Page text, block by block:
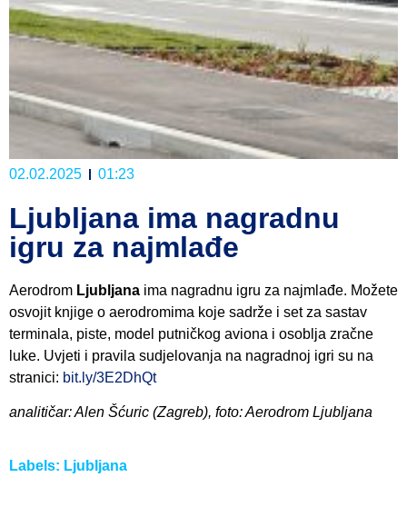
02.02.2025 01:23
Ljubljana ima nagradnu
igru za najmlađe
Aerodrom Ljubljana ima nagradnu igru za najmlađe. Možete
osvojit knjige o aerodromima koje sadrže i set za sastav
terminala, piste, model putničkog aviona i osoblja zračne
luke. Uvjeti i pravila sudjelovanja na nagradnoj igri su na
stranici: bit.ly/3E2DhQt
analitičar: Alen Šćuric (Zagreb), foto: Aerodrom Ljubljana
Labels: Ljubljana